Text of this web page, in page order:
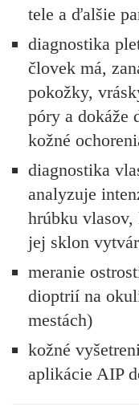
tele a ďalšie
diagnostika
človek má,
pokožky,
póry a dokáže
kožné
diagnostika
analyzuje
hrúbku
jej sklon
meranie
dioptrií na
mestách)
kožné
aplikácie AIP